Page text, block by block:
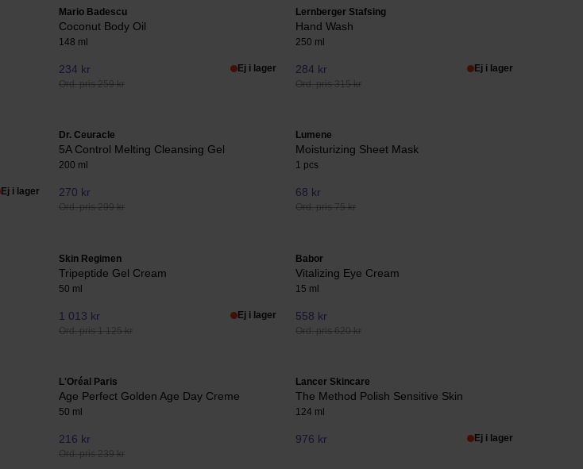
Mario Badescu
Coconut Body Oil
148 ml
234 kr
Ord. pris 259 kr
Ej i lager
Lernberger Stafsing
Hand Wash
250 ml
284 kr
Ord. pris 315 kr
Ej i lager
Ej i lager
Dr. Ceuracle
5A Control Melting Cleansing Gel
200 ml
270 kr
Ord. pris 299 kr
Lumene
Moisturizing Sheet Mask
1 pcs
68 kr
Ord. pris 75 kr
Skin Regimen
Tripeptide Gel Cream
50 ml
1 013 kr
Ord. pris 1 125 kr
Ej i lager
Babor
Vitalizing Eye Cream
15 ml
558 kr
Ord. pris 620 kr
L'Oréal Paris
Age Perfect Golden Age Day Creme
50 ml
216 kr
Ord. pris 239 kr
Lancer Skincare
The Method Polish Sensitive Skin
124 ml
976 kr Ej i lager